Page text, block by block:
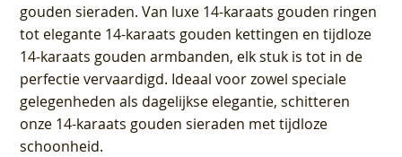
gouden sieraden. Van luxe 14-karaats gouden ringen
tot elegante 14-karaats gouden kettingen en tijdloze
14-karaats gouden armbanden, elk stuk is tot in de
perfectie vervaardigd. Ideaal voor zowel speciale
gelegenheden als dagelijkse elegantie, schitteren
onze 14-karaats gouden sieraden met tijdloze
schoonheid.